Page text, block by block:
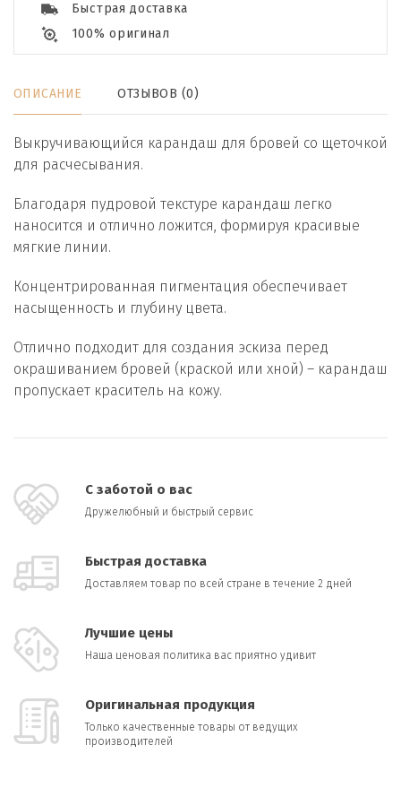
Быстрая доставка
100% оригинал
ОПИСАНИЕ ОТЗЫВОВ (0)
Выкручивающийся карандаш для бровей со щеточкой
для расчесывания.
Благодаря пудровой текстуре карандаш легко
наносится и отлично ложится, формируя красивые
мягкие линии.
Концентрированная пигментация обеспечивает
насыщенность и глубину цвета.
Отлично подходит для создания эскиза перед
окрашиванием бровей (краской или хной) – карандаш
пропускает краситель на кожу.
С заботой о вас
Дружелюбный и быстрый сервис
Быстрая доставка
Доставляем товар по всей стране в течение 2 дней
Лучшие цены
Наша ценовая политика вас приятно удивит
Оригинальная продукция
Только качественные товары от ведущих
производителей